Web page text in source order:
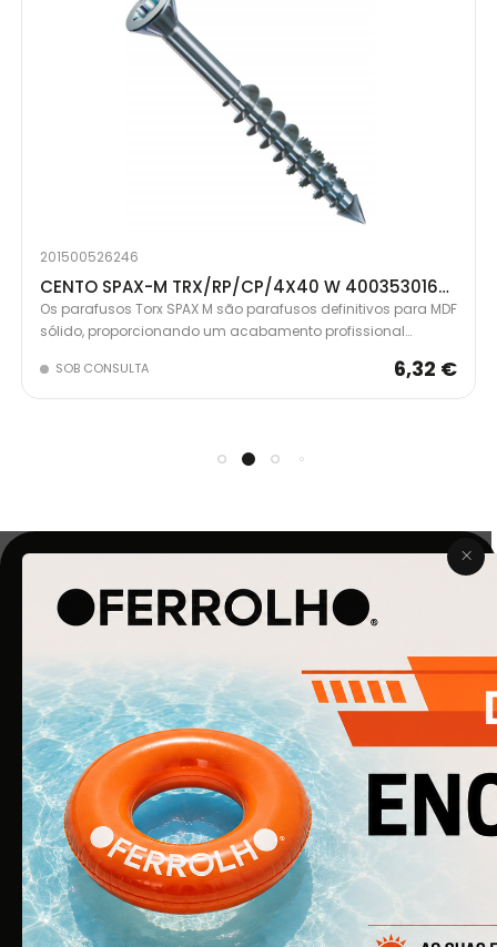
201500526246
CENTO SPAX-M TRX/RP/CP/4X40 W 4003530168468
Os parafusos Torx SPAX M são parafusos definitivos para MDF
sólido, proporcionando um acabamento profissional
nervuras escareadas para potência máxima de
acionamento sem rachar a madeira.
SOB CONSULTA 6,32 €
O Ferrolho iniciou a sua atividade em 1990. O que começou
por ser uma simples empresa de ferragens para
construção civil, é agora uma empresa de referência na
área de Ferragens para Mobiliário e Arquitetura.
EMPRESA
Quem Somos